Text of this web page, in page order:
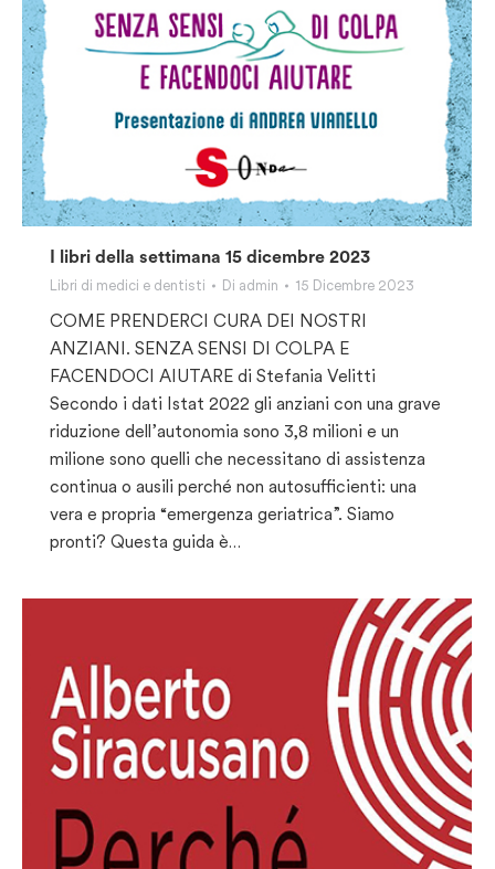
I libri della settimana 15 dicembre 2023
Libri di medici e dentisti Di admin 15 Dicembre 2023
COME PRENDERCI CURA DEI NOSTRI
ANZIANI. SENZA SENSI DI COLPA E
FACENDOCI AIUTARE di Stefania Velitti
Secondo i dati Istat 2022 gli anziani con una grave
riduzione dell’autonomia sono 3,8 milioni e un
milione sono quelli che necessitano di assistenza
continua o ausili perché non autosufficienti: una
vera e propria “emergenza geriatrica”. Siamo
pronti? Questa guida è…